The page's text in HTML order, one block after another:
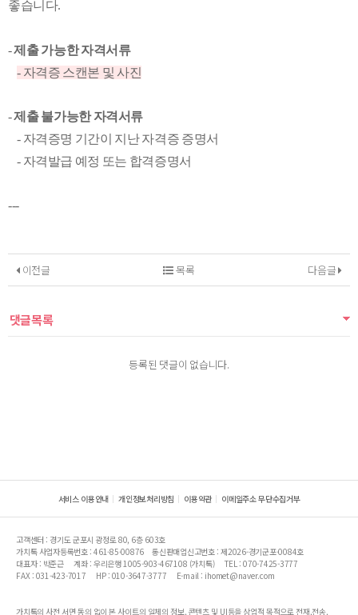
좋습니다.
-제출 가능한 자격서류
- 자격증 스캔본 및 사진
-제출 불가능한 자격서류
- 자격증명 기간이 지난 자격증 증명서
- 자격발급 예정 또는 합격증명서
---
이전글 다음글
목록
댓글목록
등록된 댓글이 없습니다.
서비스 이용안내 개인정보처리방침 이용약관 이메일주소 무단수집거부
고객센터 : 경기도 군포시 광정로 80, 6층 603호
가치톡 사업자등록번호 : 461-85-00876
통신판매업신고번호 : 제2026-경기군포-0084호
대표자 : 박준근
계좌 : 우리은행 1005-903-467108 (가치톡)
TEL : 070-7425-3777
FAX : 031-423-7017
HP : 010-3647-3777 E-mail : ihomet@naver.com
가치톡의 사전 서면 동의 없이 본 사이트의 일체의 정보, 콘텐츠 및 UI등을 상업적 목적으로 전재,전송,